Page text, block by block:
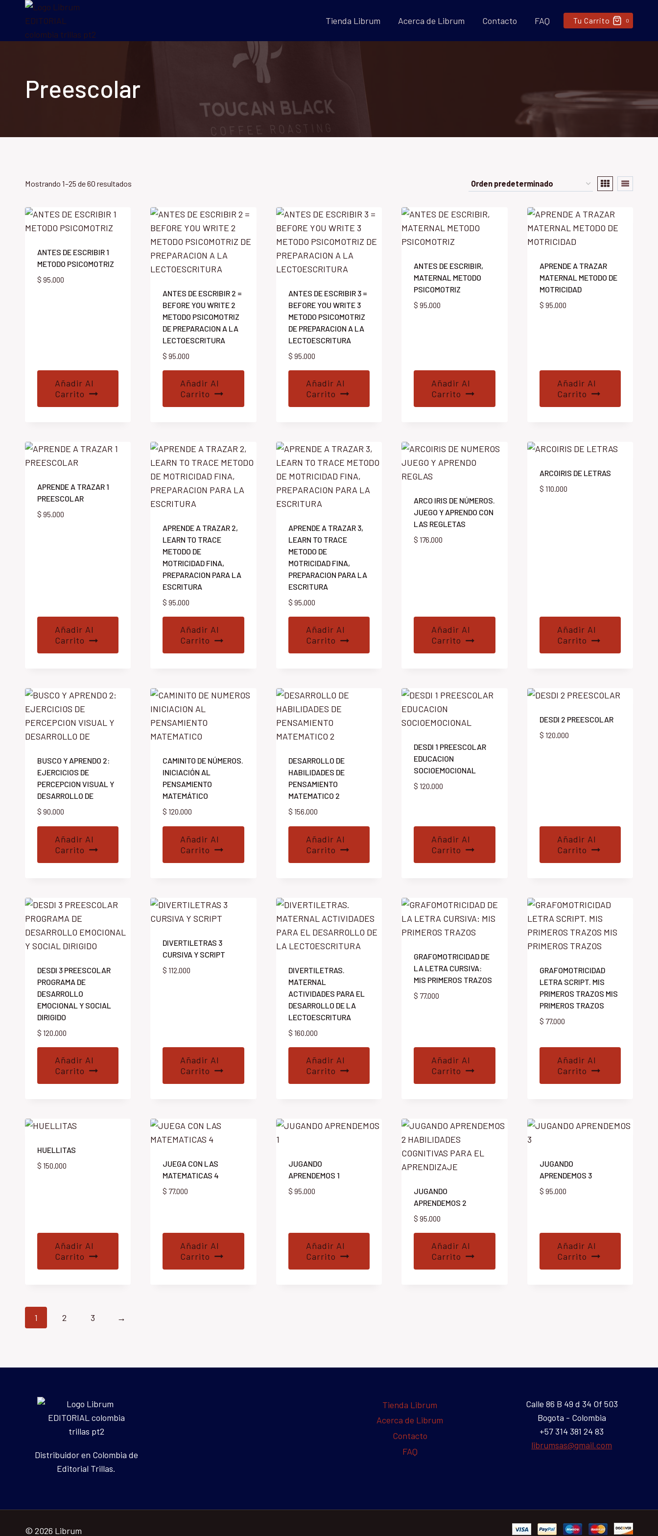
contenido
Tienda Librum Acerca de Librum Contacto FAQ Tu Carrito 0
Preescolar
Mostrando 1–25 de 60 resultados
ANTES DE ESCRIBIR 1
METODO PSICOMOTRIZ
$ 95.000
Añadir Al
Carrito
ANTES DE ESCRIBIR 2 =
BEFORE YOU WRITE 2
METODO PSICOMOTRIZ
DE PREPARACION A LA
LECTOESCRITURA
$ 95.000
Añadir Al
Carrito
ANTES DE ESCRIBIR 3 =
BEFORE YOU WRITE 3
METODO PSICOMOTRIZ
DE PREPARACION A LA
LECTOESCRITURA
$ 95.000
Añadir Al
Carrito
ANTES DE ESCRIBIR,
MATERNAL METODO
PSICOMOTRIZ
$ 95.000
Añadir Al
Carrito
APRENDE A TRAZAR
MATERNAL METODO DE
MOTRICIDAD
$ 95.000
Añadir Al
Carrito
APRENDE A TRAZAR 1
PREESCOLAR
$ 95.000
Añadir Al
Carrito
APRENDE A TRAZAR 2,
LEARN TO TRACE
METODO DE
MOTRICIDAD FINA,
PREPARACION PARA LA
ESCRITURA
$ 95.000
Añadir Al
Carrito
APRENDE A TRAZAR 3,
LEARN TO TRACE
METODO DE
MOTRICIDAD FINA,
PREPARACION PARA LA
ESCRITURA
$ 95.000
Añadir Al
Carrito
ARCO IRIS DE NÚMEROS.
JUEGO Y APRENDO CON
LAS REGLETAS
$ 176.000
Añadir Al
Carrito
ARCOIRIS DE LETRAS
$ 110.000
Añadir Al
Carrito
BUSCO Y APRENDO 2:
EJERCICIOS DE
PERCEPCION VISUAL Y
DESARROLLO DE
$ 90.000
Añadir Al
Carrito
CAMINITO DE NÚMEROS.
INICIACIÓN AL
PENSAMIENTO
MATEMÁTICO
$ 120.000
Añadir Al
Carrito
DESARROLLO DE
HABILIDADES DE
PENSAMIENTO
MATEMATICO 2
$ 156.000
Añadir Al
Carrito
DESDI 1 PREESCOLAR
EDUCACION
SOCIOEMOCIONAL
$ 120.000
Añadir Al
Carrito
DESDI 2 PREESCOLAR
$ 120.000
Añadir Al
Carrito
DESDI 3 PREESCOLAR
PROGRAMA DE
DESARROLLO
EMOCIONAL Y SOCIAL
DIRIGIDO
$ 120.000
Añadir Al
Carrito
DIVERTILETRAS 3
CURSIVA Y SCRIPT
$ 112.000
Añadir Al
Carrito
DIVERTILETRAS.
MATERNAL
ACTIVIDADES PARA EL
DESARROLLO DE LA
LECTOESCRITURA
$ 160.000
Añadir Al
Carrito
GRAFOMOTRICIDAD DE
LA LETRA CURSIVA:
MIS PRIMEROS TRAZOS
$ 77.000
Añadir Al
Carrito
GRAFOMOTRICIDAD
LETRA SCRIPT. MIS
PRIMEROS TRAZOS MIS
PRIMEROS TRAZOS
$ 77.000
Añadir Al
Carrito
HUELLITAS
$ 150.000
Añadir Al
Carrito
JUEGA CON LAS
MATEMATICAS 4
$ 77.000
Añadir Al
Carrito
JUGANDO
APRENDEMOS 1
$ 95.000
Añadir Al
Carrito
JUGANDO
APRENDEMOS 2
$ 95.000
Añadir Al
Carrito
JUGANDO
APRENDEMOS 3
$ 95.000
Añadir Al
Carrito
1 2 3 →
Distribuidor en Colombia de
Editorial Trillas.
Tienda Librum
Acerca de Librum
Contacto
FAQ
Calle 86 B 49 d 34 Of 503
Bogota - Colombia
+57 314 381 24 83
librumsas@gmail.com
© 2026 Librum